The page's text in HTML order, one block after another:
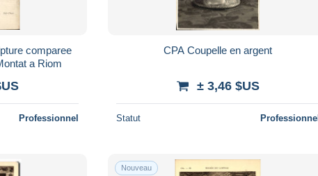
comparee
a Riom
Professionnel
CPA Coupelle en argent
± 3,46 $US
Statut Professionnel
Nouveau